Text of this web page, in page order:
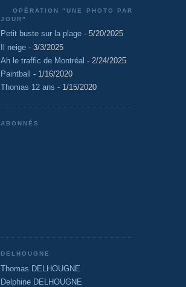
OPÉRATION "UNE PHOTO PAR
JOUR"
Petit buste sur la plage - 5/20/2025
Il neige - 3/3/2025
Ah le traffic de Montréal - 2/24/2025
Paintball
- 1/16/2020
Thomas 12 ans - 1/15/2020
ABONNÉS
DELHOUGNE
Thomas DELHOUGNE
Delphine DELHOUGNE